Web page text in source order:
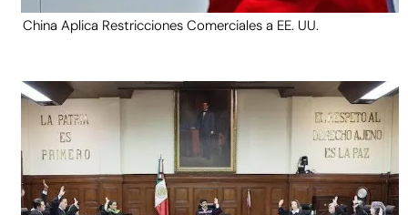
China Aplica Restricciones Comerciales a EE. UU.